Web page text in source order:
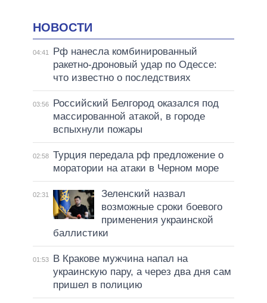
НОВОСТИ
04:41
Рф нанесла комбинированный
ракетно-дроновый удар по Одессе:
что известно о последствиях
03:56
Российский Белгород оказался под
массированной атакой, в городе
вспыхнули пожары
02:58 Турция передала рф предложение о
моратории на атаки в Черном море
02:31
Зеленский назвал
возможные сроки боевого
применения украинской
баллистики
01:53
В Кракове мужчина напал на
украинскую пару, а через два дня сам
пришел в полицию